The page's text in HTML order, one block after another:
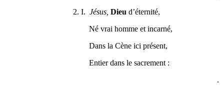
2. I.Jésus, Dieud’éternité,
Né vrai homme et incarné,
Dans la Cène ici présent,
Entier dans le sacrement :
.